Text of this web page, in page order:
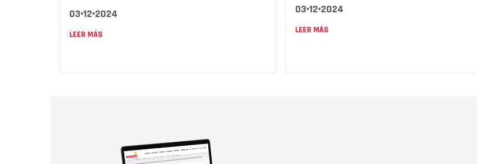
03•12•2024
LEER MÁS
03•12•2024
LEER MÁS